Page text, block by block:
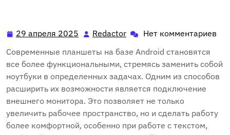
29 апреля 2025 29 Redactor Redactor
Нет комментариев
Современные планшеты на базе Android становятся
все более функциональными, стремясь заменить собой
ноутбуки в определенных задачах. Одним из способов
расширить их возможности является подключение
внешнего монитора. Это позволяет не только
увеличить рабочее пространство, но и сделать работу
более комфортной, особенно при работе с текстом,